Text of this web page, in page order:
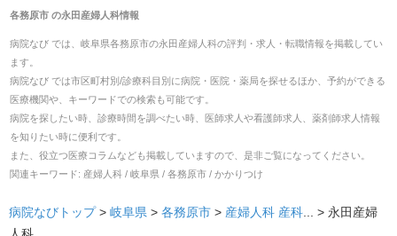
各務原市の永田産婦人科情報
病院なび では、 岐阜県各務原市の永田産婦人科の評判・求人・転職情報を掲載してい
ます。
病院なび では市区町村別/診療科目別に病院・医院・薬局を探せるほか、予約ができる
医療機関や、キーワードでの検索も可能です。
病院を探したい時、診療時間を調べたい時、医師求人や看護師求人、薬剤師求人情報
を知りたい時に便利です。
また、役立つ医療コラムなども掲載していますので、是非ご覧になってください。
関連キーワード: 産婦人科 / 岐阜県 / 各務原市 / かかりつけ
病院なびトップ > 岐阜県 > 各務原市 > 産婦人科 産科 ... > 永田産婦